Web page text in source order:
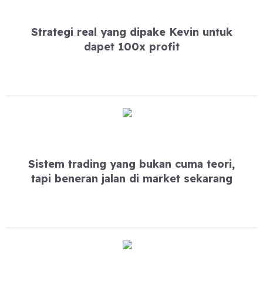
Strategi real yang dipake Kevin untuk
dapet 100x profit
Sistem trading yang bukan cuma teori,
tapi beneran jalan di market sekarang